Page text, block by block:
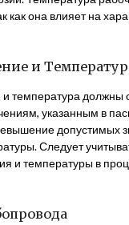
как она влияет на
и
температура должны
указанным в
допустимых
Следует
и температуры в